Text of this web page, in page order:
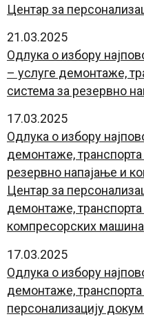
Центар за
21.03.2025
Oдлука о избору
– услуге демонтаже,
система за резервно
17.03.2025
Oдлука о избору
демонтаже,
резервно напајање и
Центар за
демонтаже, транспорта
компресорских машина
17.03.2025
Oдлука о избору
демонтаже,
персонализацију